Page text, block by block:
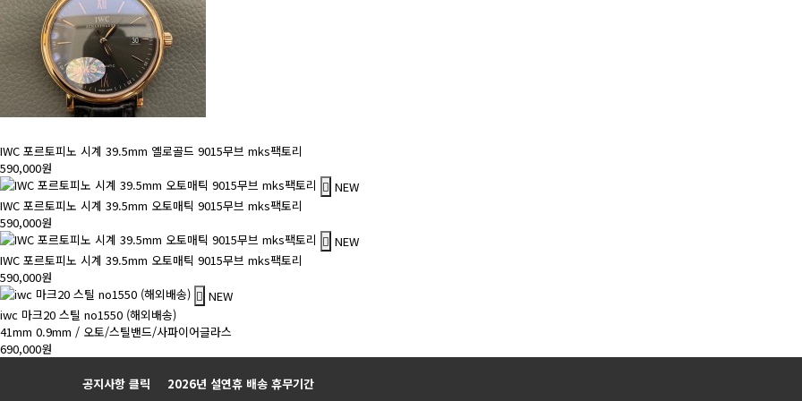
IWC 포르토피노 시계 39.5mm 옐로골드 9015무브 mks팩토리
590,000원
NEW
IWC 포르토피노 시계 39.5mm 오토매틱 9015무브 mks팩토리
590,000원
NEW
IWC 포르토피노 시계 39.5mm 오토매틱 9015무브 mks팩토리
590,000원
NEW
iwc 마크20 스틸 no1550 (해외배송)
41mm 0.9mm / 오토/스틸밴드/사파이어글라스
690,000원
공지사항 클릭 2026년 설연휴 배송 휴무기간